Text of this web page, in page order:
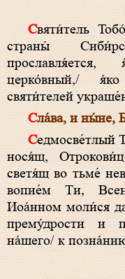
Святи́тель Тобо́льский и моли́твенник всея́
страны́
церко́вный,/
святи́телей
Сла́ва, и ны́не,
Седмосве́тлый Тя све́щник,/ о́гнь Богоразу́мия
нося́щ,
светя́щ во тьме́
вопие́м Ти,
Иоа́нном моли́ся
прему́дрости и
на́шего/ к